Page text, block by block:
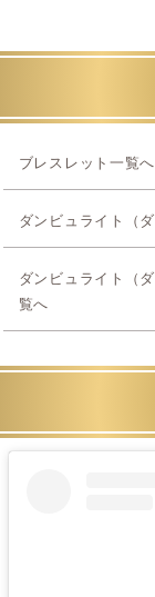
ブレスレット一覧へ
ダンビュライト（
ダンビュライト（
覧へ